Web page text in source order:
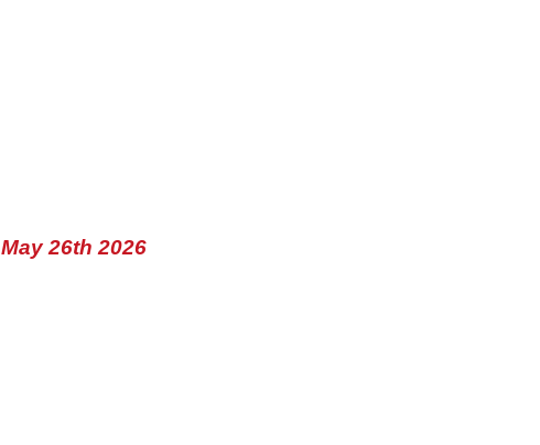
May 26th 2026